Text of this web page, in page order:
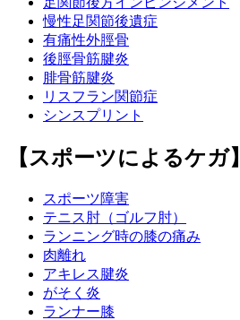
慢性足関節後遺症
有痛性外脛骨
後脛骨筋腱炎
腓骨筋腱炎
リスフラン関節症
シンスプリント
【スポーツによるケガ】
スポーツ障害
テニス肘（ゴルフ肘）
ランニング時の膝の痛み
肉離れ
アキレス腱炎
がそく炎
ランナー膝